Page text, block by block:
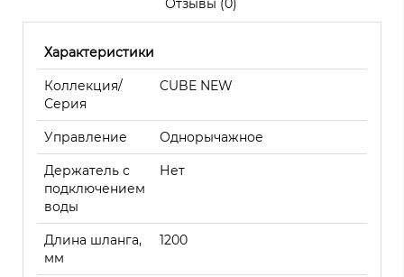
Отзывы (0)
Характеристики
Коллекция/
Серия
CUBE NEW
Управление Однорычажное
Держатель с
подключением
воды
Нет
Длина шланга,
мм
1200